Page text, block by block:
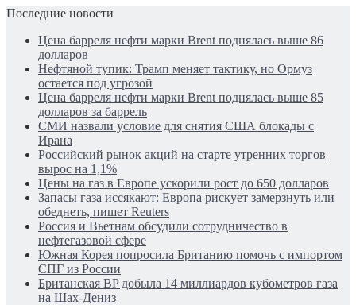
Последние новости
Цена барреля нефти марки Brent поднялась выше 86
долларов
Нефтяной тупик: Трамп меняет тактику, но Ормуз
остается под угрозой
Цена барреля нефти марки Brent поднялась выше 85
долларов за баррель
СМИ назвали условие для снятия США блокады с
Ирана
Российский рынок акций на старте утренних торгов
вырос на 1,1%
Цены на газ в Европе ускорили рост до 650 долларов
Запасы газа иссякают: Европа рискует замерзнуть или
обеднеть, пишет Reuters
Россия и Вьетнам обсудили сотрудничество в
нефтегазовой сфере
Южная Корея попросила Британию помочь с импортом
СПГ из России
Британская BP добыла 14 миллиардов кубометров газа
на Шах-Дениз